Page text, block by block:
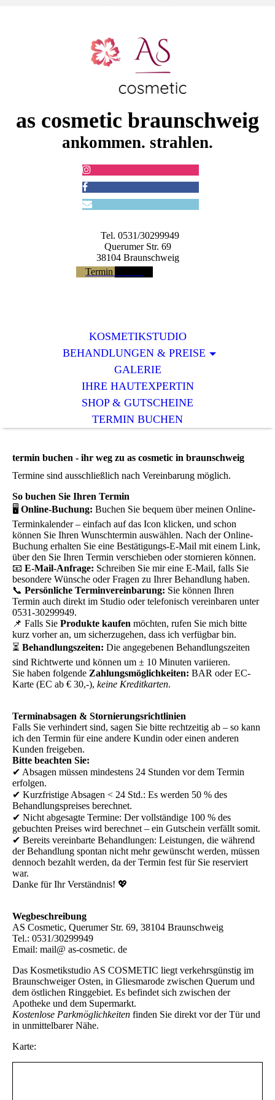
as cosmetic braunschweig
ankommen. strahlen.
Tel. 0531/30299949
Querumer Str. 69
38104 Braunschweig
Termin buchen
KOSMETIKSTUDIO
BEHANDLUNGEN & PREISE
GALERIE
IHRE HAUTEXPERTIN
SHOP & GUTSCHEINE
TERMIN BUCHEN
termin buchen - ihr weg zu as cosmetic in braunschweig
Termine sind ausschließlich nach Vereinbarung möglich.
So buchen Sie Ihren Termin
🖥 Online-Buchung: Buchen Sie bequem über meinen Online-
Terminkalender – einfach auf das Icon klicken, und schon
können Sie Ihren Wunschtermin auswählen. Nach der Online-
Buchung erhalten Sie eine Bestätigungs-E-Mail mit einem Link,
über den Sie Ihren Termin verschieben oder stornieren können.
📧 E-Mail-Anfrage: Schreiben Sie mir eine E-Mail, falls Sie
besondere Wünsche oder Fragen zu Ihrer Behandlung haben.
📞 Persönliche Terminvereinbarung: Sie können Ihren
Termin auch direkt im Studio oder telefonisch vereinbaren unter
0531-30299949.
📌 Falls Sie Produkte kaufen möchten, rufen Sie mich bitte
kurz vorher an, um sicherzugehen, dass ich verfügbar bin.
⏳ Behandlungszeiten: Die angegebenen Behandlungszeiten
sind Richtwerte und können um ± 10 Minuten variieren.
Sie haben folgende Zahlungsmöglichkeiten: BAR oder EC-
Karte (EC ab € 30,-), keine Kreditkarten.
Terminabsagen & Stornierungsrichtlinien
Falls Sie verhindert sind, sagen Sie bitte rechtzeitig ab – so kann
ich den Termin für eine andere Kundin oder einen anderen
Kunden freigeben.
Bitte beachten Sie:
✔ Absagen müssen mindestens 24 Stunden vor dem Termin
erfolgen.
✔ Kurzfristige Absagen < 24 Std.: Es werden 50 % des
Behandlungspreises berechnet.
✔ Nicht abgesagte Termine: Der vollständige 100 % des
gebuchten Preises wird berechnet – ein Gutschein verfällt somit.
✔ Bereits vereinbarte Behandlungen: Leistungen, die während
der Behandlung spontan nicht mehr gewünscht werden, müssen
dennoch bezahlt werden, da der Termin fest für Sie reserviert
war.
Danke für Ihr Verständnis! 💖
Wegbeschreibung
AS Cosmetic, Querumer Str. 69, 38104 Braunschweig
Tel.: 0531/30299949
Email: mail@ as-cosmetic. de
Das Kosmetikstudio AS COSMETIC liegt verkehrsgünstig im
Braunschweiger Osten, in Gliesmarode zwischen Querum und
dem östlichen Ringgebiet. Es befindet sich zwischen der
Apotheke und dem Supermarkt.
Kostenlose Parkmöglichkeiten finden Sie direkt vor der Tür und
in unmittelbarer Nähe.
Karte: